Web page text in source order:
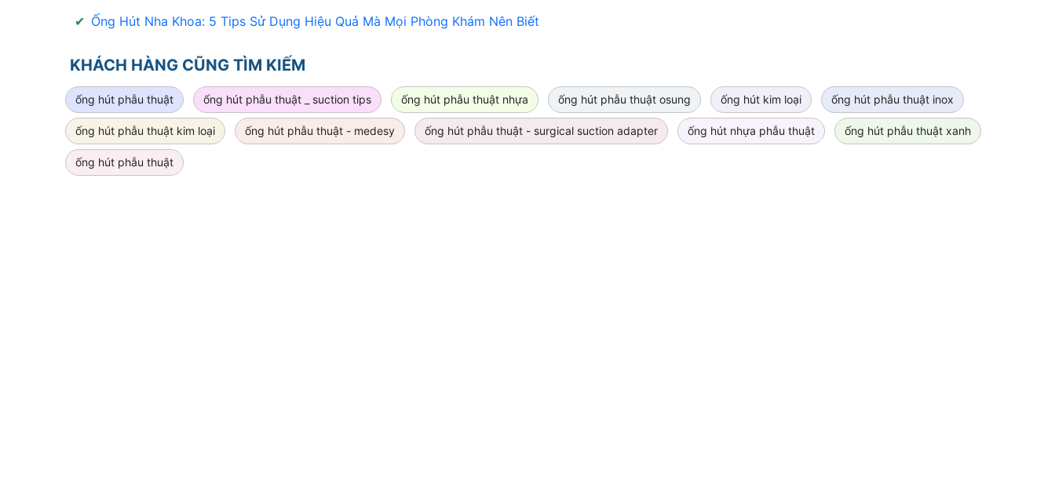
✔ Ống Hút Nha Khoa: 5 Tips Sử Dụng Hiệu Quả Mà Mọi Phòng Khám Nên Biết
KHÁCH HÀNG CŨNG TÌM KIẾM
ống hút phẫu thuật ống hút phẫu thuật _ suction tips ống hút phẫu thuật nhựa ống hút phẫu thuật osung ống hút kim loại ống hút phẫu thuật inox
ống hút phẫu thuật kim loại ống hút phẫu thuật - medesy ống hút phẫu thuật - surgical suction adapter ống hút nhựa phẫu thuật ống hút phẫu thuật xanh
ống hút phẫu thuật